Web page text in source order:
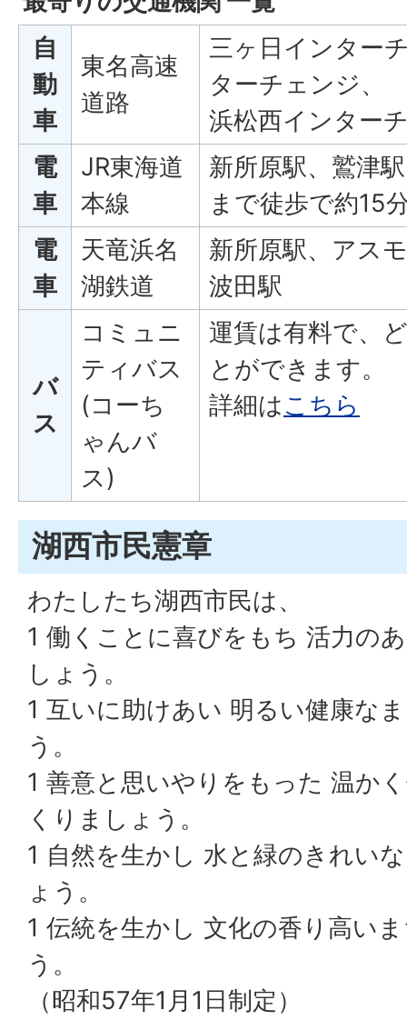
自
動
車
東名高速
道路
三ヶ日インター
ターチェンジ、
浜松西インター
電
車
JR東海道
本線
新所原駅、鷲津
まで徒歩で約15
電
車
天竜浜名
湖鉄道
新所原駅、アス
波田駅
バ
ス
コミュニ
ティバス
(コーち
ゃんバ
ス)
運賃は有料で、
とができます。
詳細はこちら
湖西市民憲章
わたしたち湖西市民は、
1 働くことに喜びをもち 活力の
しょう。
1 互いに助けあい 明るい健康な
う。
1 善意と思いやりをもった 温か
くりましょう。
1 自然を生かし 水と緑のきれい
ょう。
1 伝統を生かし 文化の香り高い
う。
（昭和57年1月1日制定）